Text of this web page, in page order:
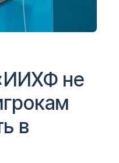
не
в